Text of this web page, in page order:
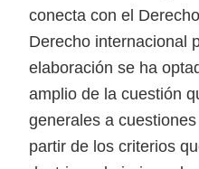
conecta con el
Derecho internacional
elaboración se ha
amplio de la cuestión
generales a
partir de los criterios